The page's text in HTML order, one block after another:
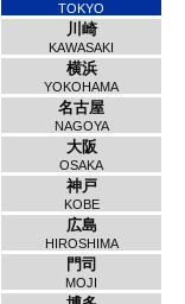
TOKYO
川崎
KAWASAKI
横浜
YOKOHAMA
名古屋
NAGOYA
大阪
OSAKA
神戸
KOBE
広島
HIROSHIMA
門司
MOJI